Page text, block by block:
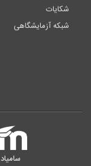
شکایات
شبکه آزمایشگاهی
سامیاد